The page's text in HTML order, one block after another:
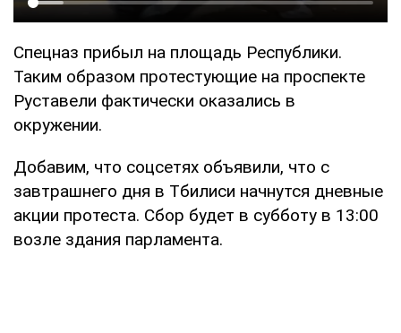
Спецназ прибыл на площадь Республики.
Таким образом протестующие на проспекте
Руставели фактически оказались в
окружении.
Добавим, что соцсетях объявили, что с
завтрашнего дня в Тбилиси начнутся дневные
акции протеста. Сбор будет в субботу в 13:00
возле здания парламента.